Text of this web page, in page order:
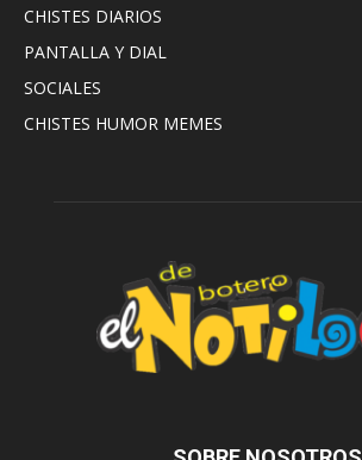
CHISTES DIARIOS
PANTALLA Y DIAL
SOCIALES
CHISTES HUMOR MEMES